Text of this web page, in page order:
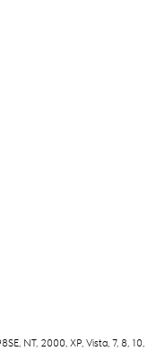
NT, 2000, XP, Vista, 7, 8, 10,